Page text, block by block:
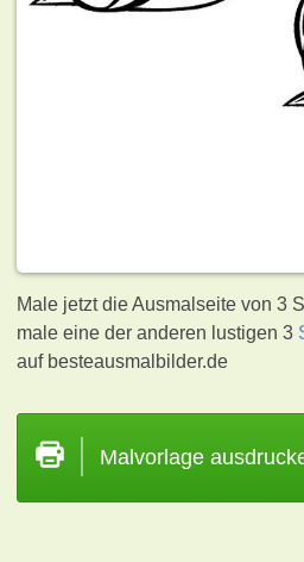
Male jetzt die Ausmalseite von 3
male eine der anderen lustigen 3
auf besteausmalbilder.de
Malvorlage